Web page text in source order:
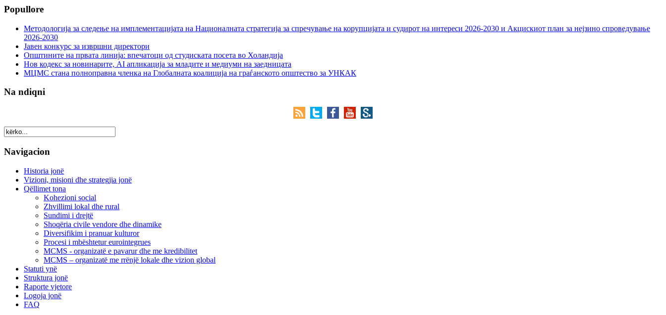
Popullore
Методологија за следење на имплементацијата на Националната стратегија за спречување на корупцијата и судирот на интереси 2026-2030 и Акцискиот план за нејзино спроведување
2026-2030
Јавен конкурс за извршни директори
Општините на првата линија: впечатоци од студиската посета во Холандија
Нов кодекс за новинарите, AI апликација за младите и медиуми на заедницата
МЦМС стана полноправна членка на Глобалната коалиција на граѓанското општество за УНКАК
Na ndiqni
Navigacion
Historia jonë
Vizioni, misioni dhe strategjia jonë
Qëllimet tona
Kohezioni social
Zhvillimi lokal dhe rural
Sundimi i drejtë
Shoqëria civile vendore dhe dinamike
Diversifikim i pranuar kulturor
Procesi i mbështetur eurointegrues
MCMS - organizatë e pavarur dhe me kredibilitet
MCMS – organizatë me rrënjë lokale dhe vizion global
Statuti ynë
Struktura jonë
Raporte vjetore
Logoja jonë
FAQ